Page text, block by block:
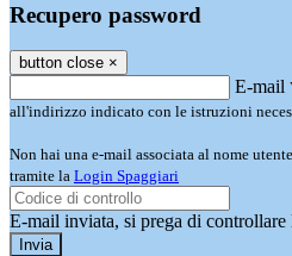
Recupero password
button close ×
E-mail
all'indirizzo indicato con le istruzioni
Non hai una e-mail associata al nome
tramite la Login Spaggiari
E-mail inviata, si prega di controllare